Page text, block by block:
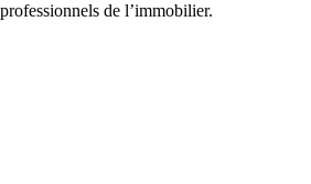
de l’immobilier.